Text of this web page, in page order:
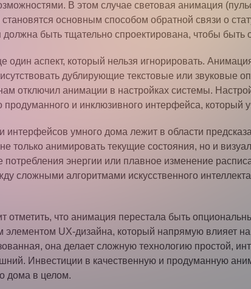
В этом случае световая анимация
основным способом обратной связи о
быть тщательно спроектирована, чтобы быть
один аспект, который нельзя игнорировать.
дублирующие текстовые или звуковые
отключил анимации в настройках системы.
и инклюзивного интерфейса, который
интерфейсов умного дома лежит в области
только анимировать текущие состояния, но и
потребления энергии или плавное изменение
сложными алгоритмами искусственного
отметить, что анимация перестала быть
UX-дизайна, который напрямую влияет
она делает сложную технологию простой,
Инвестиции в качественную и продуманную
дома в целом.